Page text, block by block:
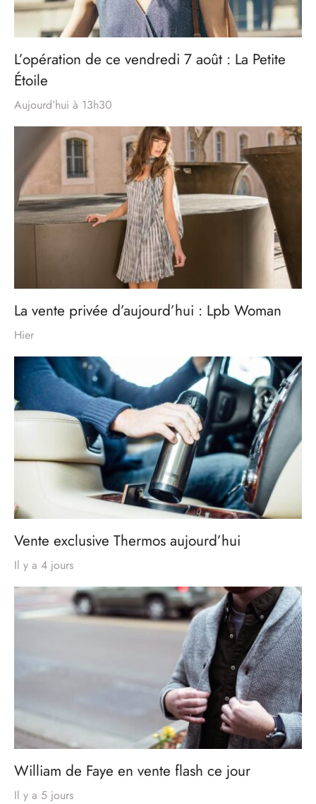
L’opération de ce vendredi 7 août : La Petite
Étoile
Aujourd’hui à 13h30
La vente privée d’aujourd’hui : Lpb Woman
Hier
Vente exclusive Thermos aujourd’hui
Il y a 4 jours
William de Faye en vente flash ce jour
Il y a 5 jours